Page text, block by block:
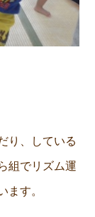
り、している
組でリズム運
ます。